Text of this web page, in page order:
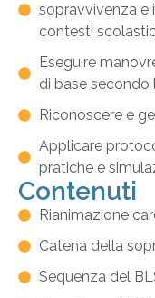
sopravvivenza e
contesti
Eseguire
di base secondo
Riconoscere e
Applicare
pratiche e
Contenuti
Rianimazione
Catena della
Sequenza del